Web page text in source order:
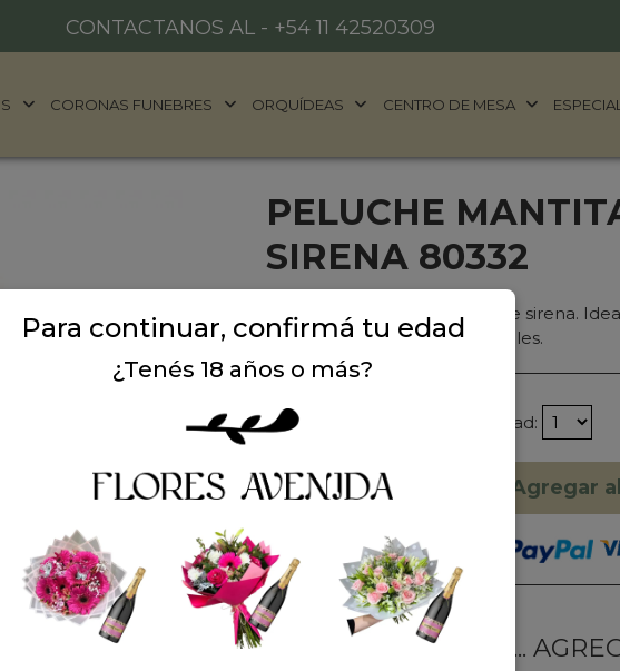
CONTACTANOS AL - +54 11 42520309
CORONAS FUNEBRES ORQUÍDEAS CENTRO DE MESA
PELUCHE
SIRENA 80332
Peluche mantita de apego de sirena.
entre otras ocasiones especiales.
Precio: $ 15.900 Cantidad:
Agregar
HACELO ESPECIAL...
Para continuar, confirmá tu edad
¿Tenés 18 años o más?